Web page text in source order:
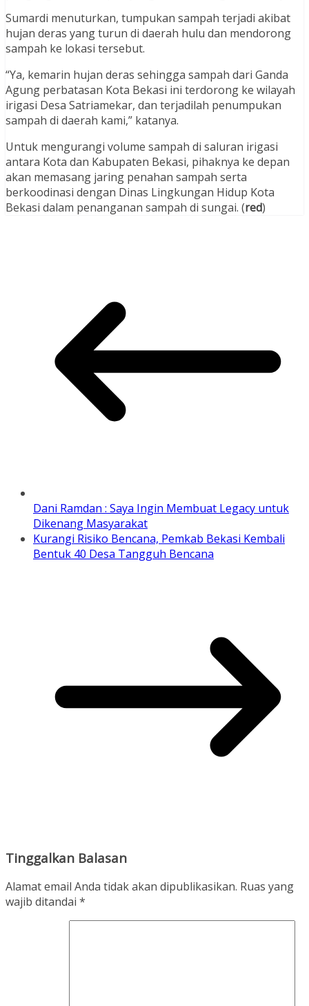
Sumardi menuturkan, tumpukan sampah terjadi akibat
hujan deras yang turun di daerah hulu dan mendorong
sampah ke lokasi tersebut.
“Ya, kemarin hujan deras sehingga sampah dari Ganda
Agung perbatasan Kota Bekasi ini terdorong ke wilayah
irigasi Desa Satriamekar, dan terjadilah penumpukan
sampah di daerah kami,” katanya.
Untuk mengurangi volume sampah di saluran irigasi
antara Kota dan Kabupaten Bekasi, pihaknya ke depan
akan memasang jaring penahan sampah serta
berkoodinasi dengan Dinas Lingkungan Hidup Kota
Bekasi dalam penanganan sampah di sungai. (red)
Dani Ramdan : Saya Ingin Membuat Legacy untuk
Dikenang Masyarakat
Kurangi Risiko Bencana, Pemkab Bekasi Kembali
Bentuk 40 Desa Tangguh Bencana
Tinggalkan Balasan
Alamat email Anda tidak akan dipublikasikan. Ruas yang
wajib ditandai *